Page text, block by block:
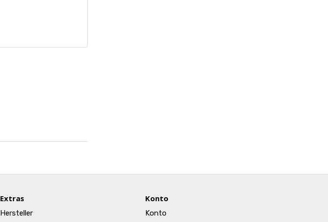
Extras
Hersteller
Konto
Konto